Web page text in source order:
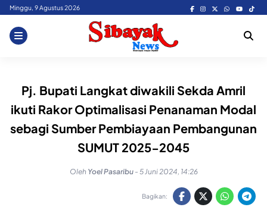
Skip
content
Minggu, 9 Agustus 2026
Pj. Bupati Langkat diwakili Sekda Amril
ikuti Rakor Optimalisasi Penanaman Modal
sebagi Sumber Pembiayaan Pembangunan
SUMUT 2025-2045
Oleh Yoel Pasaribu - 5 Juni 2024, 14:26
Bagikan: